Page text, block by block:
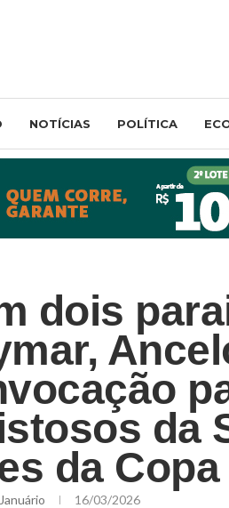
NOTÍCIAS POLÍTICA
dois
da
da
16/03/2026